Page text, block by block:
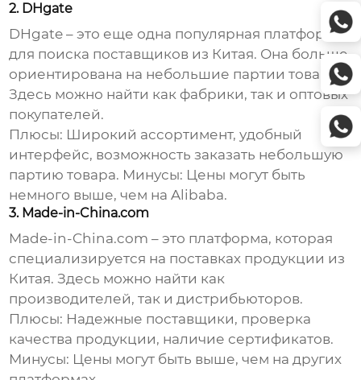
2. DHgate
DHgate – это еще одна популярная платформа
для поиска поставщиков из Китая. Она больше
ориентирована на небольшие партии товара.
Здесь можно найти как фабрики, так и оптовых
покупателей.
Плюсы: Широкий ассортимент, удобный
интерфейс, возможность заказать небольшую
партию товара. Минусы: Цены могут быть
немного выше, чем на Alibaba.
3. Made-in-China.com
Made-in-China.com – это платформа, которая
специализируется на поставках продукции из
Китая. Здесь можно найти как
производителей, так и дистрибьюторов.
Плюсы: Надежные поставщики, проверка
качества продукции, наличие сертификатов.
Минусы: Цены могут быть выше, чем на других